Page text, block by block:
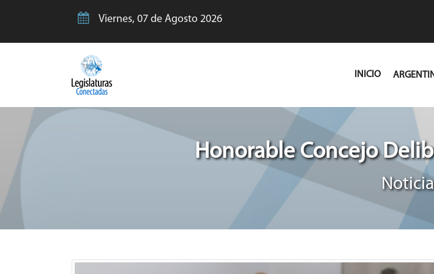
Viernes, 07 de Agosto 2026
INICIO(CURRENT)
Honorable Concejo